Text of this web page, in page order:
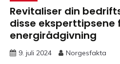
Revitaliser din
disse eksperttipsene
energirådgivning
9. juli 2024 Norgesfakta